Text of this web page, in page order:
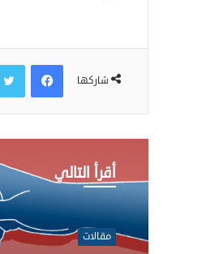
شاركها
فيسبوك
أقرأ التالي
مقالات